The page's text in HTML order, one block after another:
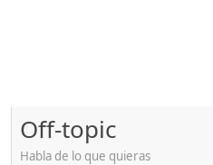
Off-topic
Habla de lo que quieras